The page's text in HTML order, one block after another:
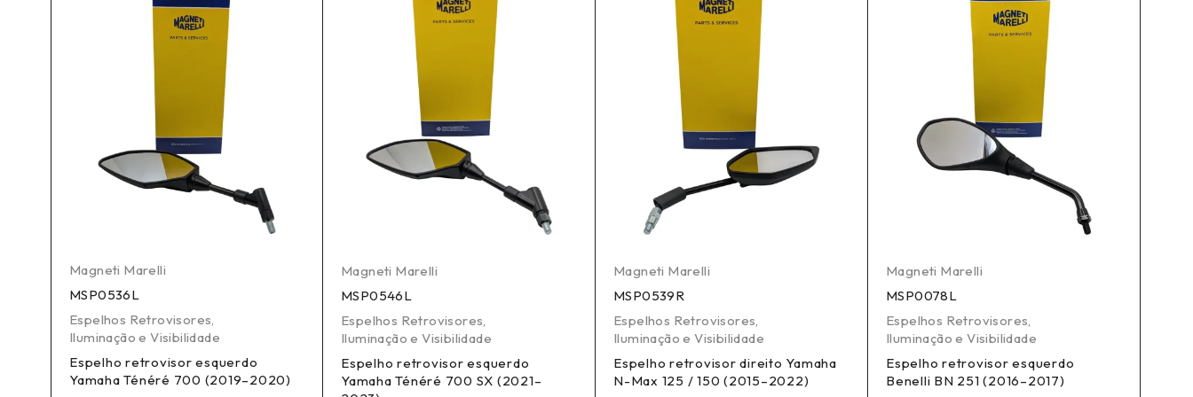
Magneti Marelli
MSP0536L
Espelhos Retrovisores,
Iluminação e Visibilidade
Espelho retrovisor esquerdo
Yamaha Ténéré 700 (2019–2020)
Magneti Marelli
MSP0546L
Espelhos Retrovisores,
Iluminação e Visibilidade
Espelho retrovisor esquerdo
Yamaha Ténéré 700 SX (2021–
Magneti Marelli
MSP0539R
Espelhos Retrovisores,
Iluminação e Visibilidade
Espelho retrovisor direito Yamaha
N-Max 125 / 150 (2015–2022)
Magneti Marelli
MSP0078L
Espelhos Retrovisores,
Iluminação e Visibilidade
Espelho retrovisor esquerdo
Benelli BN 251 (2016–2017)